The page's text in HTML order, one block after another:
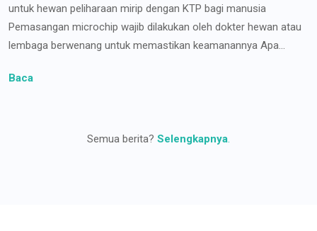
untuk hewan peliharaan mirip dengan KTP bagi manusia
Pemasangan microchip wajib dilakukan oleh dokter hewan atau
lembaga berwenang untuk memastikan keamanannya Apa...
Baca
Semua berita? Selengkapnya